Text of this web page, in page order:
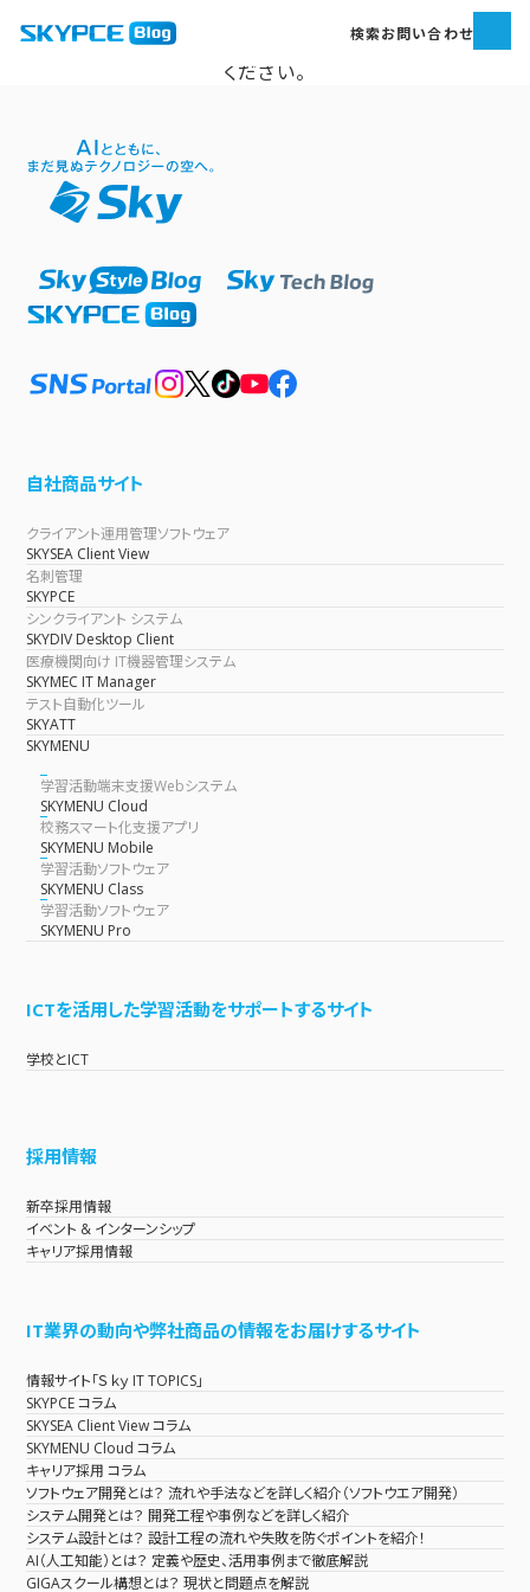
検索お問い合わせ
エラーが発生しました。しばらく時間をおいてから再度お試し
ください。
自社商品サイト
クライアント運用管理ソフトウェア
SKYSEA Client View
名刺管理
SKYPCE
シンクライアント システム
SKYDIV Desktop Client
医療機関向け IT機器管理システム
SKYMEC IT Manager
テスト自動化ツール
SKYATT
SKYMENU
学習活動端末支援Webシステム
SKYMENU Cloud
校務スマート化支援アプリ
SKYMENU Mobile
学習活動ソフトウェア
SKYMENU Class
学習活動ソフトウェア
SKYMENU Pro
ICTを活用した学習活動をサポートするサイト
学校とICT
採用情報
新卒採用情報
イベント & インターンシップ
キャリア採用情報
IT業界の動向や弊社商品の情報をお届けするサイト
情報サイト「Ｓｋｙ IT TOPICS」
SKYPCE コラム
SKYSEA Client View コラム
SKYMENU Cloud コラム
キャリア採用 コラム
ソフトウェア開発とは？ 流れや手法などを詳しく紹介（ソフトウエア開発）
システム開発とは？ 開発工程や事例などを詳しく紹介
システム設計とは？ 設計工程の流れや失敗を防ぐポイントを紹介！
AI（人工知能）とは？ 定義や歴史、活用事例まで徹底解説
GIGAスクール構想とは？ 現状と問題点を解説